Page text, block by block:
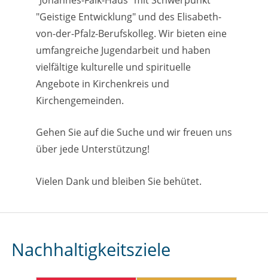
"Geistige Entwicklung" und des Elisabeth-
von-der-Pfalz-Berufskolleg. Wir bieten eine
umfangreiche Jugendarbeit und haben
vielfältige kulturelle und spirituelle
Angebote in Kirchenkreis und
Kirchengemeinden.
Gehen Sie auf die Suche und wir freuen uns
über jede Unterstützung!
Vielen Dank und bleiben Sie behütet.
Nachhaltigkeitsziele